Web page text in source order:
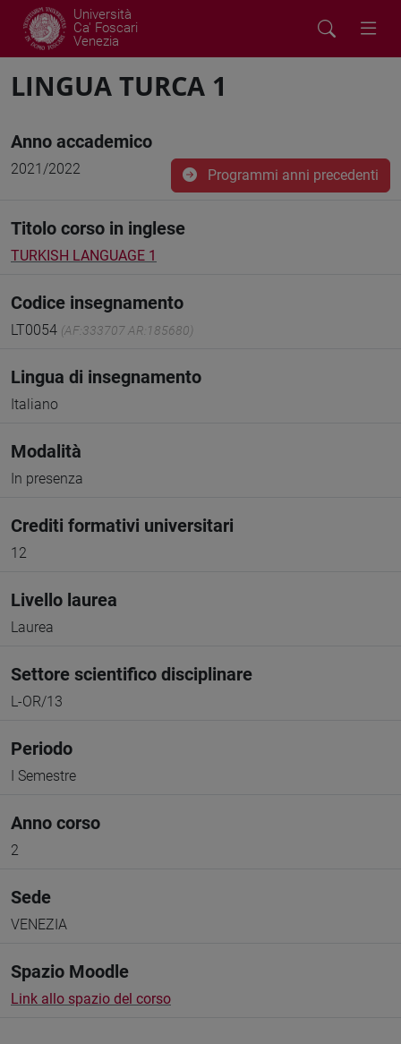
Università
Ca' Foscari
Venezia
LINGUA TURCA 1
Anno accademico
2021/2022 Programmi anni precedenti
Titolo corso in inglese
TURKISH LANGUAGE 1
Codice insegnamento
LT0054 (AF:333707 AR:185680)
Lingua di insegnamento
Italiano
Modalità
In presenza
Crediti formativi universitari
12
Livello laurea
Laurea
Settore scientifico disciplinare
L-OR/13
Periodo
I Semestre
Anno corso
2
Sede
VENEZIA
Spazio Moodle
Link allo spazio del corso